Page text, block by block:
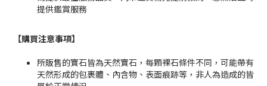
提供鑑賞服務
【購買注意事項】
所販售的寶石皆為天然寶石，每顆裸石條件不同，可能帶有
天然形成的包裹體、內含物、表面痕跡等，非人為造成的皆